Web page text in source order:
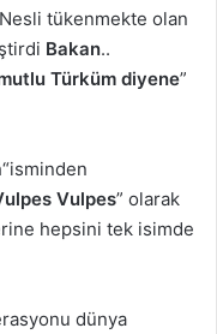
tükenmekte olan
Bakan..
Türküm diyene”
“isminden
Vulpes” olarak
hepsini tek isimde
dünya